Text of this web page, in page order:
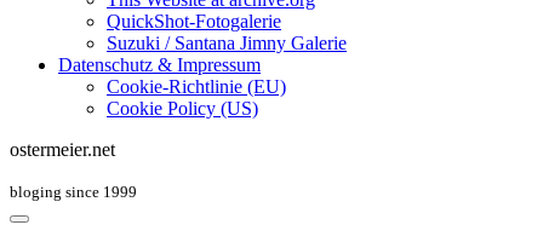
QuickShot-Fotogalerie
Suzuki / Santana Jimny Galerie
Datenschutz & Impressum
Cookie-Richtlinie (EU)
Cookie Policy (US)
ostermeier.net
bloging since 1999